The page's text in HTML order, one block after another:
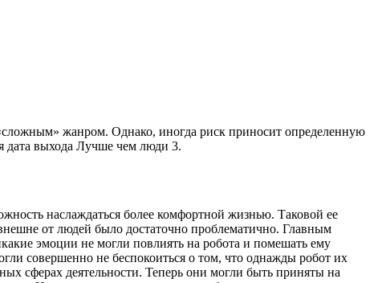
жанром. Однако, иногда риск приносит определенную
дата выхода Лучше чем люди 3.
наслаждаться более комфортной жизнью. Таковой ее
от людей было достаточно проблематично. Главным
эмоции не могли повлиять на робота и помешать ему
совершенно не беспокоиться о том, что однажды робот их
сферах деятельности. Теперь они могли быть приняты на